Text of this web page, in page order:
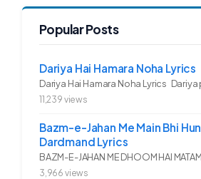
Popular Posts
Dariya Hai Hamara Noha Lyrics
11,239 views
Bazm-e-Jahan Me Main Bhi
Dardmand Lyrics
3,966 views